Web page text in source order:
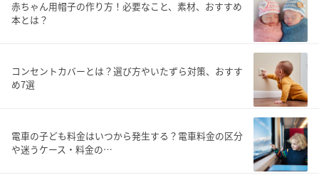
赤ちゃん用帽子の作り方！必要なこと、素材、おすすめ
本とは？
コンセントカバーとは？選び方やいたずら対策、おすす
め7選
電車の子ども料金はいつから発生する？電車料金の区分
や迷うケース・料金の…